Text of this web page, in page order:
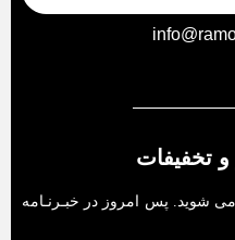
و تخفیفات
می شوید. پس امروز در خبـرنـامه